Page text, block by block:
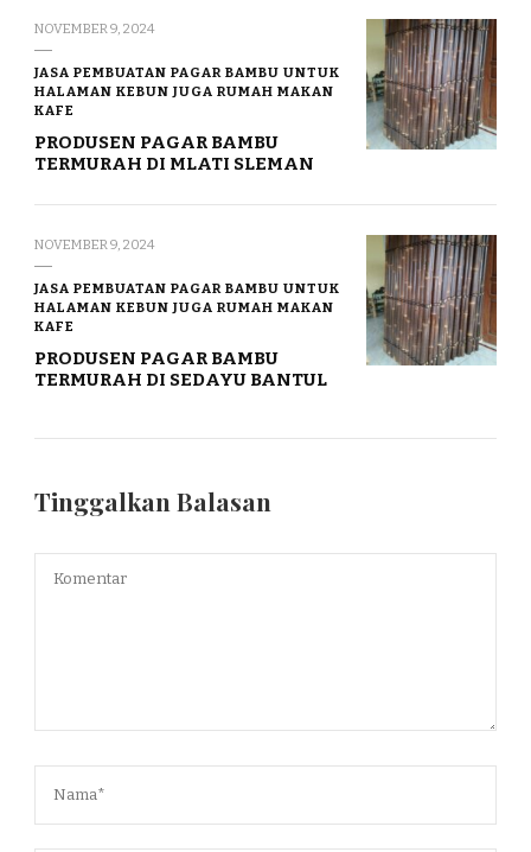
NOVEMBER 9, 2024
JASA PEMBUATAN PAGAR BAMBU UNTUK
HALAMAN KEBUN JUGA RUMAH MAKAN
KAFE
PRODUSEN PAGAR BAMBU
TERMURAH DI MLATI SLEMAN
NOVEMBER 9, 2024
JASA PEMBUATAN PAGAR BAMBU UNTUK
HALAMAN KEBUN JUGA RUMAH MAKAN
KAFE
PRODUSEN PAGAR BAMBU
TERMURAH DI SEDAYU BANTUL
Tinggalkan Balasan